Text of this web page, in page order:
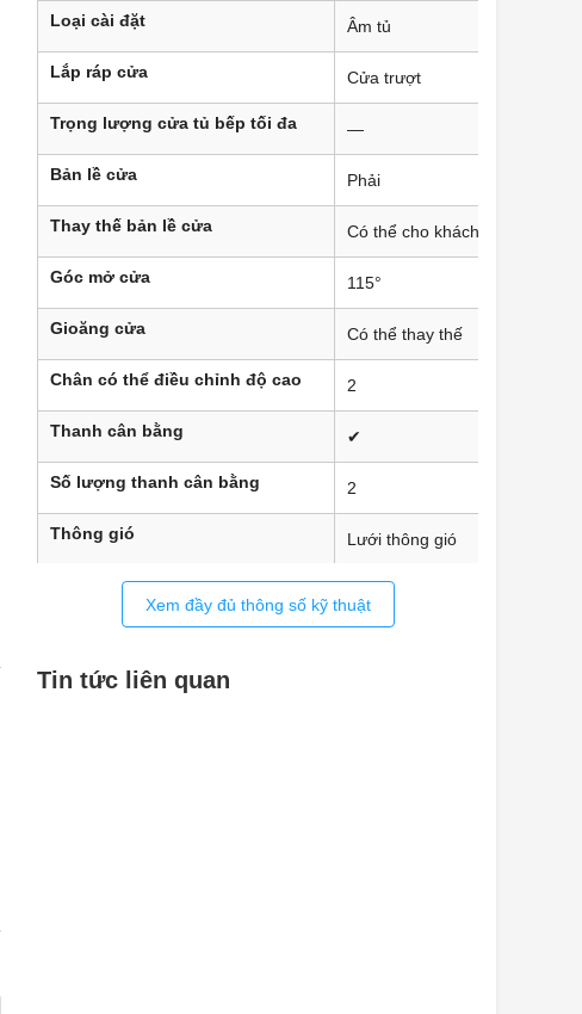
Loại cài đặt Âm tủ
Lắp ráp cửa Cửa trượt
Trọng lượng cửa tủ bếp tối đa —
Bản lề cửa Phải
Thay thế bản lề cửa Có thể cho khách hàng
Góc mở cửa 115°
Gioăng cửa Có thể thay thế
Chân có thể điều chỉnh độ cao 2
Thanh cân bằng ✔
Số lượng thanh cân bằng 2
Thông gió Lưới thông gió
khung trang trí
Phạm vi nhiệt độ có thể điều
Xem đầy đủ thông số kỹ thuật
Tin tức liên quan